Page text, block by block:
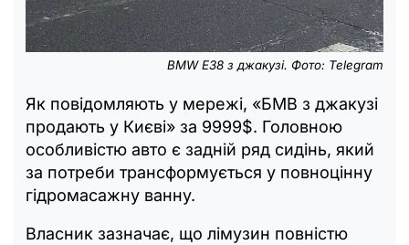
BMW E38 з джакузі. Фото: Telegram
Як повідомляють у мережі, «БМВ з джакузі
продають у Києві» за 9999$. Головною
особливістю авто є задній ряд сидінь, який
за потреби трансформується у повноцінну
гідромасажну ванну.
Власник зазначає, що лімузин повністю